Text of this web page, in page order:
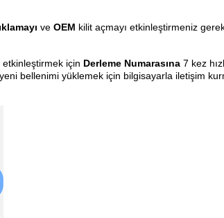
ve OEM kilit açmayı etkinleştirmeniz
etkinleştirmek için Derleme Numarasına 7 kez
bellenimi yüklemek için bilgisayarla iletişim